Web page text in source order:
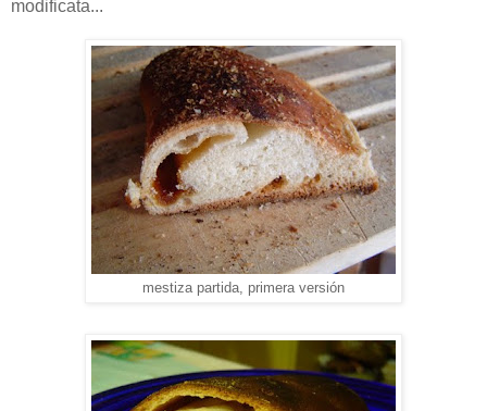
modificata...
mestiza partida, primera versión